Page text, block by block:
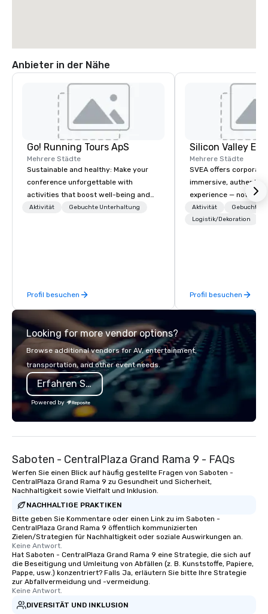
Anbieter in der Nähe
Go! Running Tours ApS
Mehrere Städte
Sustainable and healthy: Make your
conference unforgettable with
activities that boost well-being and
lower carbon footprints. Explore the
Aktivität Gebuchte Unterhaltung
Profil besuchen
Mehrere Städte
SVEA offers
immersive, authentic
experience — not a
transformation. We
facilitate custom
offsites. Whether
think like a Silicon
world's fastest-
or walk away with a
innovation playbook,
the Valley. Ideal for
seniority, and
Aktivität
Gebuchte
Logistik/Dekoration
Profil besuchen
Looking for more vendor options?
Browse additional vendors for AV, entertainment,
transportation, and other event needs.
Erfahren Sie mehr
Powered by
Saboten - CentralPlaza Grand Rama 9 - FAQs
Werfen Sie einen Blick auf häufig gestellte Fragen von Saboten -
CentralPlaza Grand Rama 9 zu Gesundheit und Sicherheit,
Nachhaltigkeit sowie Vielfalt und Inklusion.
NACHHALTIGE PRAKTIKEN
Bitte geben Sie Kommentare oder einen Link zu im Saboten -
CentralPlaza Grand Rama 9 öffentlich kommunizierten
Zielen/Strategien für Nachhaltigkeit oder soziale Auswirkungen an.
Keine Antwort.
Hat Saboten - CentralPlaza Grand Rama 9 eine Strategie, die sich auf
die Beseitigung und Umleitung von Abfällen (z. B. Kunststoffe, Papiere,
Pappe, usw.) konzentriert? Falls Ja, erläutern Sie bitte Ihre Strategie
zur Abfallvermeidung und -vermeidung.
Keine Antwort.
DIVERSITÄT UND INKLUSION